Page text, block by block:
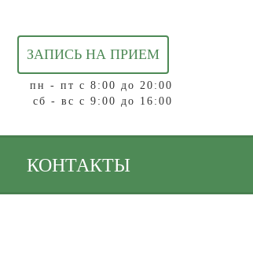
ЗАПИСЬ НА ПРИЕМ
пн - пт с 8:00 до 20:00
сб - вс с 9:00 до 16:00
КОНТАКТЫ